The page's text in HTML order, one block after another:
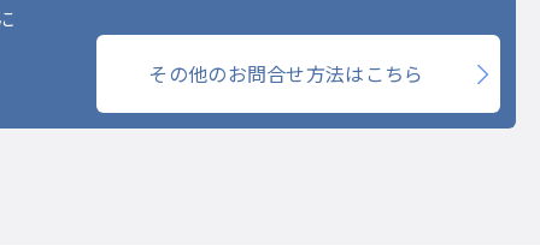
その他のお問合せ方法はこちら